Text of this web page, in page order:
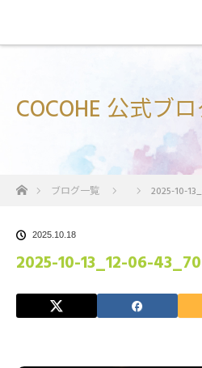
COCOHE 公式ブ
ホームブログ一覧 2025-10-
2025.10.18
2025-10-13_12-06-